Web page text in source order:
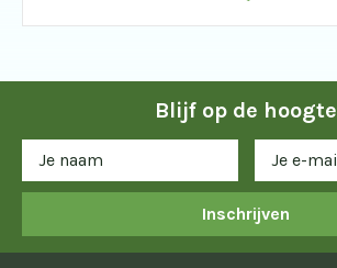
Blijf op de hoogte
Inschrijven